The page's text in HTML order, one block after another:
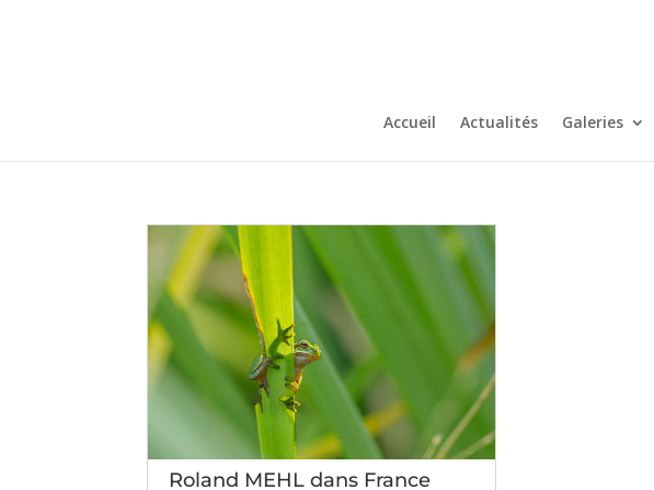
Accueil Actualités Galeries
Roland MEHL dans France